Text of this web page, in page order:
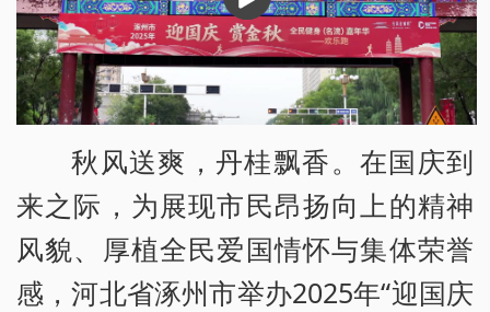
秋风送爽，丹桂飘香。在国庆到
来之际，为展现市民昂扬向上的精神
风貌、厚植全民爱国情怀与集体荣誉
感，河北省涿州市举办2025年“迎国庆